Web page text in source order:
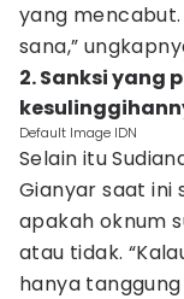
yang
sana,”
2. Sanksi
Default Image IDN
Selain itu
Gianyar saat ini
apakah oknum
atau tidak.
hanya